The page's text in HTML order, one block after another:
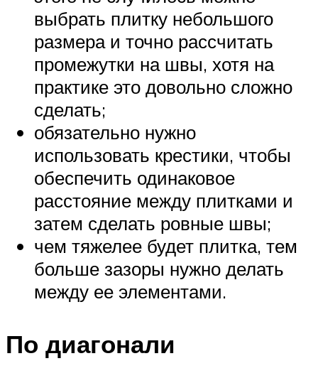
выбрать плитку небольшого
размера и точно рассчитать
промежутки на швы, хотя на
практике это довольно сложно
сделать;
обязательно нужно
использовать крестики, чтобы
обеспечить одинаковое
расстояние между плитками и
затем сделать ровные швы;
чем тяжелее будет плитка, тем
больше зазоры нужно делать
между ее элементами.
По диагонали